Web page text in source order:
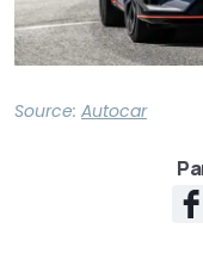
Source: Autocar